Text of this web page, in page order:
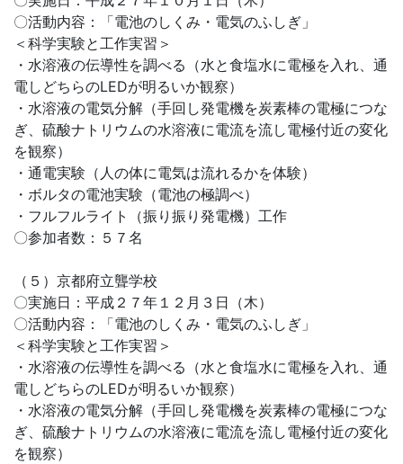
〇活動内容：「電池のしくみ・電気のふしぎ」
＜科学実験と工作実習＞
・水溶液の伝導性を調べる（水と食塩水に電極を入れ、通
電しどちらのLEDが明るいか観察）
・水溶液の電気分解（手回し発電機を炭素棒の電極につな
ぎ、硫酸ナトリウムの水溶液に電流を流し電極付近の変化
を観察）
・通電実験（人の体に電気は流れるかを体験）
・ボルタの電池実験（電池の極調べ）
・フルフルライト（振り振り発電機）工作
〇参加者数：５７名
（５）京都府立聾学校
〇実施日：平成２７年１２月３日（木）
〇活動内容：「電池のしくみ・電気のふしぎ」
＜科学実験と工作実習＞
・水溶液の伝導性を調べる（水と食塩水に電極を入れ、通
電しどちらのLEDが明るいか観察）
・水溶液の電気分解（手回し発電機を炭素棒の電極につな
ぎ、硫酸ナトリウムの水溶液に電流を流し電極付近の変化
を観察）